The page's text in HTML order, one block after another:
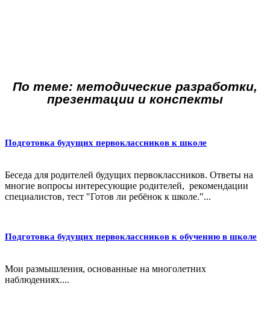
По теме: методические разработки,
презентации и конспекты
Подготовка будущих первоклассников к школе
Беседа для родителей будущих первоклассников. Ответы на
многие вопросы интересующие родителей, рекомендации
специалистов, тест "Готов ли ребёнок к школе."...
Подготовка будущих первоклассников к обучению в школе
Мои размышления, основанные на многолетних
наблюдениях....